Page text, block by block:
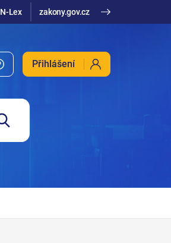
N-Lex zakony.gov.cz
Přihlášení